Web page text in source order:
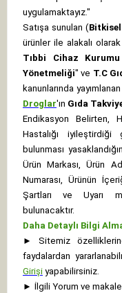
uygulamaktayız."
Satışa sunulan (
ürünler ile alakalı olarak
Tıbbi Cihaz Kurumu
Yönetmeliği" ve T.C
kanunlarında
Droglar'ın Gıda
Endikasyon Belirten,
Hastalığı iyileştirdiği
bulunması
Ürün Markası, Ürün
Numarası, Ürünün
Şartları ve Uyarı
bulunacaktır.
Daha Detaylı Bilgi
►
Sitemiz
faydalardan
Girişi yapabilirsiniz.
► İlgili Yorum ve